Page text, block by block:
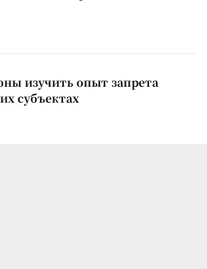
изучить опыт запрета
субъектах